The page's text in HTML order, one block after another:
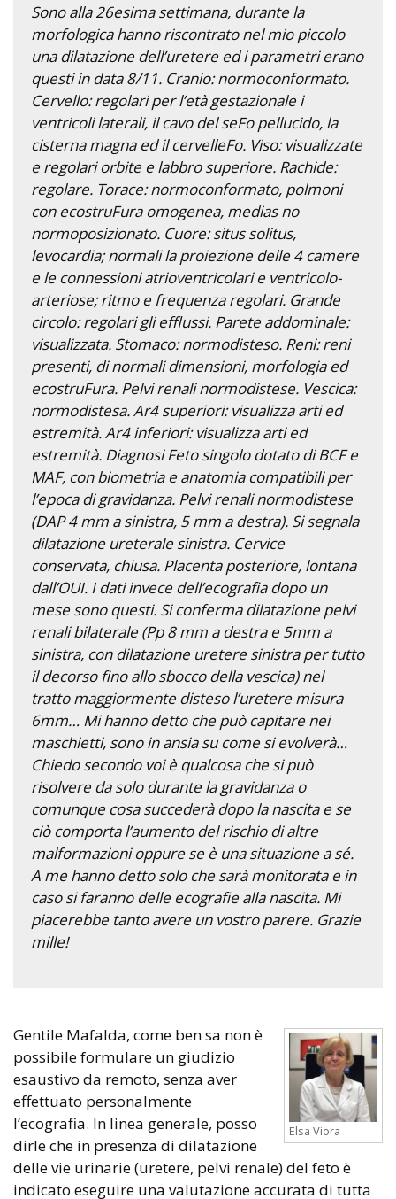
Sono alla 26esima settimana, durante la
morfologica hanno riscontrato nel mio piccolo
una dilatazione dell’uretere ed i parametri erano
questi in data 8/11. Cranio: normoconformato.
Cervello: regolari per l’età gestazionale i
ventricoli laterali, il cavo del seFo pellucido, la
cisterna magna ed il cervelleFo. Viso: visualizzate
e regolari orbite e labbro superiore. Rachide:
regolare. Torace: normoconformato, polmoni
con ecostruFura omogenea, medias no
normoposizionato. Cuore: situs solitus,
levocardia; normali la proiezione delle 4 camere
e le connessioni atrioventricolari e ventricolo-
arteriose; ritmo e frequenza regolari. Grande
circolo: regolari gli efflussi. Parete addominale:
visualizzata. Stomaco: normodisteso. Reni: reni
presenti, di normali dimensioni, morfologia ed
ecostruFura. Pelvi renali normodistese. Vescica:
normodistesa. Ar4 superiori: visualizza arti ed
estremità. Ar4 inferiori: visualizza arti ed
estremità. Diagnosi Feto singolo dotato di BCF e
MAF, con biometria e anatomia compatibili per
l’epoca di gravidanza. Pelvi renali normodistese
(DAP 4 mm a sinistra, 5 mm a destra). Si segnala
dilatazione ureterale sinistra. Cervice
conservata, chiusa. Placenta posteriore, lontana
dall’OUI. I dati invece dell’ecografia dopo un
mese sono questi. Si conferma dilatazione pelvi
renali bilaterale (Pp 8 mm a destra e 5mm a
sinistra, con dilatazione uretere sinistra per tutto
il decorso fino allo sbocco della vescica) nel
tratto maggiormente disteso l’uretere misura
6mm… Mi hanno detto che può capitare nei
maschietti, sono in ansia su come si evolverà…
Chiedo secondo voi è qualcosa che si può
risolvere da solo durante la gravidanza o
comunque cosa succederà dopo la nascita e se
ciò comporta l’aumento del rischio di altre
malformazioni oppure se è una situazione a sé.
A me hanno detto solo che sarà monitorata e in
caso si faranno delle ecografie alla nascita. Mi
piacerebbe tanto avere un vostro parere. Grazie
mille!
Elsa Viora
Gentile Mafalda, come ben sa non è
possibile formulare un giudizio
esaustivo da remoto, senza aver
effettuato personalmente
l’ecografia. In linea generale, posso
dirle che in presenza di dilatazione
delle vie urinarie (uretere, pelvi renale) del feto è
indicato eseguire una valutazione accurata di tutta